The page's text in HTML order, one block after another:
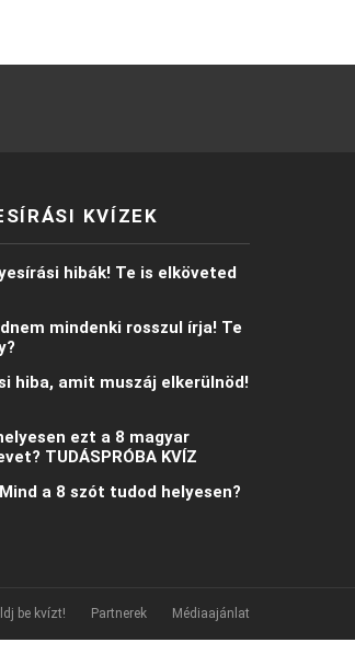
KVÍZEK
hibák! Te is elköveted
mindenki rosszul írja! Te
hiba, amit muszáj elkerülnöd!
ezt a 8 magyar
TUDÁSPRÓBA KVÍZ
a 8 szót tudod helyesen?
be kvízt! Partnerek Médiaajánlat